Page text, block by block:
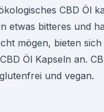
CBD Öl
etwas bitteres und
mögen, bieten
Öl Kapseln an.
und vegan.